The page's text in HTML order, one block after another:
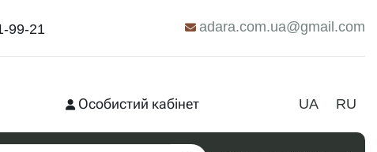
99-21 adara.com.ua@gmail.com
UA RU
Особистий кабінет